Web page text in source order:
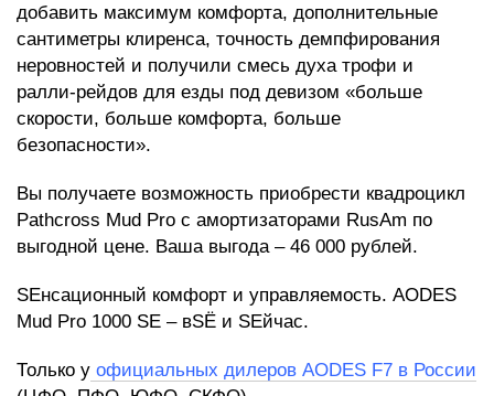
добавить максимум комфорта, дополнительные
сантиметры клиренса, точность демпфирования
неровностей и получили смесь духа трофи и
ралли-рейдов для езды под девизом «больше
скорости, больше комфорта, больше
безопасности».
Вы получаете возможность приобрести квадроцикл
Pathcross Mud Pro с амортизаторами RusAm по
выгодной цене. Ваша выгода – 46 000 рублей.
SEнсационный комфорт и управляемость. AODES
Mud Pro 1000 SE – вSЁ и SЕйчас.
Только у официальных дилеров AODES F7 в России